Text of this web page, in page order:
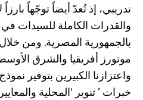
تدريبي، إذ تُعدّ أيضاً توجّهاً
والقدرات الكاملة للسيدات في
بالجمهورية المصرية. ومن
موتورز أفريقيا والشرق
واعتزازنا الكبيرين بتوفير
خبرات ’ تنوير ‘المحلية